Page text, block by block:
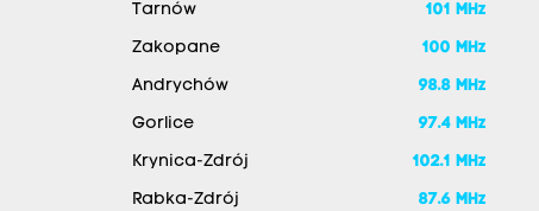
Tarnów 101 MHz
Zakopane 100 MHz
Andrychów 98.8 MHz
Gorlice 97.4 MHz
Krynica-Zdrój 102.1 MHz
Rabka-Zdrój 87.6 MHz